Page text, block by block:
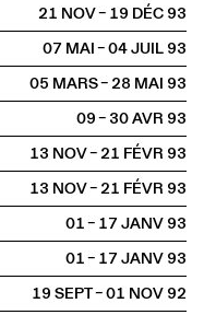
21 NOV – 19 DÉC1993
07 MAI – 04 JUIL1993
05 MARS – 28 MAI1993
09 – 30 AVR1993
13 NOV – 21 FÉVR1993
13 NOV – 21 FÉVR1993
01 – 17 JANV1993
01 – 17 JANV1993
19 SEPT – 01 NOV1992